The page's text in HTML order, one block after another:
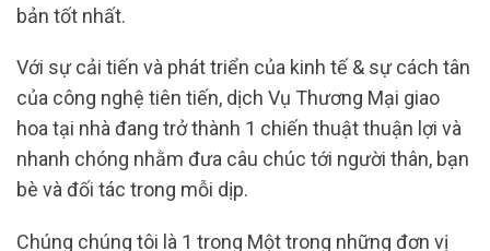
bản tốt nhất.
Với sự cải tiến và phát triển của kinh tế & sự cách tân
của công nghệ tiên tiến, dịch Vụ Thương Mại giao
hoa tại nhà đang trở thành 1 chiến thuật thuận lợi và
nhanh chóng nhằm đưa câu chúc tới người thân, bạn
bè và đối tác trong mỗi dịp.
Chúng chúng tôi là 1 trong Một trong những đơn vị